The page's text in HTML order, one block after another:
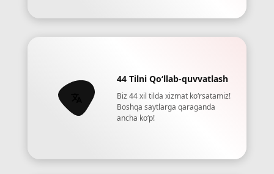
44 Tilni Qoʻllab-quvvatlash
Biz 44 xil tilda xizmat koʻrsatamiz!
Boshqa saytlarga qaraganda
ancha koʻp!